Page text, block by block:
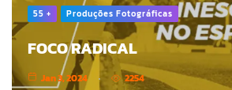
55 + Produções Fotográficas
FOCO RADICAL
Jan 3, 2024 2254